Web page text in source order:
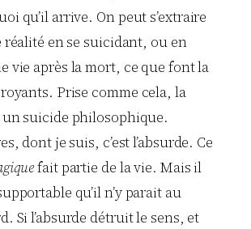
qu’il arrive. On peut s’extraire
réalité en se suicidant, ou en
vie après la mort, ce que font la
Prise comme cela, la
un suicide philosophique.
dont je suis, c’est l’absurde. Ce
fait partie de la vie. Mais il
qu’il n’y parait au
Si l’absurde détruit le sens, et